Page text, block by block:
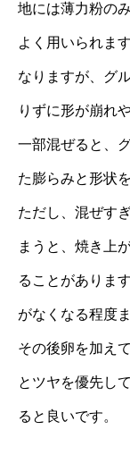
地には薄力粉の
よく用いられま
なりますが、グ
りずに形が崩れ
一部混ぜると、
た膨らみと形状
ただし、混ぜす
まうと、焼き上
ることがありま
がなくなる程度
その後卵を加え
とツヤを優先し
ると良いです。